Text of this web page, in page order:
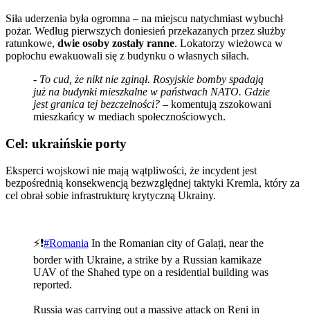
Siła uderzenia była ogromna – na miejscu natychmiast wybuchł
pożar. Według pierwszych doniesień przekazanych przez służby
ratunkowe, dwie osoby zostały ranne. Lokatorzy wieżowca w
popłochu ewakuowali się z budynku o własnych siłach.
- To cud, że nikt nie zginął. Rosyjskie bomby spadają
już na budynki mieszkalne w państwach NATO. Gdzie
jest granica tej bezczelności? – komentują zszokowani
mieszkańcy w mediach społecznościowych.
Cel: ukraińskie porty
Eksperci wojskowi nie mają wątpliwości, że incydent jest
bezpośrednią konsekwencją bezwzględnej taktyki Kremla, który za
cel obrał sobie infrastrukturę krytyczną Ukrainy.
⚡️❗️#Romania In the Romanian city of Galați, near the
border with Ukraine, a strike by a Russian kamikaze
UAV of the Shahed type on a residential building was
reported.
Russia was carrying out a massive attack on Reni in